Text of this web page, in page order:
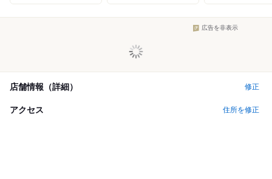
広告を非表示
店舗情報（詳細） 修正
アクセス 住所を修正